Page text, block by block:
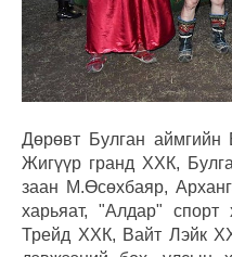
Дөрөвт Булган аймгийн
Жигүүр гранд ХХК,
заан М.Өсөхбаяр,
харьяат, "Алдар"
Трейд ХХК, Вайт Лэйк